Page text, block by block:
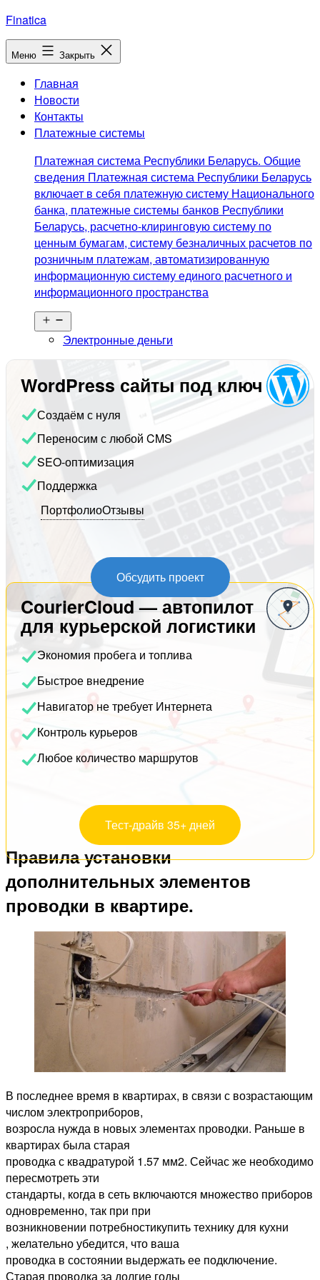
Перейти
к
содержимому
Finatica
Меню Закрыть
Главная
Новости
Контакты
Платежные системы
Платежная система Республики Беларусь. Общие
сведения Платежная система Республики Беларусь
включает в себя платежную систему Национального
банка, платежные системы банков Республики
Беларусь, расчетно-клиринговую систему по
ценным бумагам, систему безналичных расчетов по
розничным платежам, автоматизированную
информационную систему единого расчетного и
информационного пространства
меню
Электронные деньги
WordPress сайты под ключ
Создаём с нуля
Переносим с любой CMS
SEO-оптимизация
Поддержка
ПортфолиоОтзывы
Обсудить проект
CourierCloud — автопилот
для курьерской логистики
Экономия пробега и топлива
Быстрое внедрение
Навигатор не требует Интернета
Контроль курьеров
Любое количество маршрутов
Тест-драйв 35+ дней
Правила установки
дополнительных элементов
проводки в квартире.
В последнее время в квартирах, в связи с возрастающим
числом электроприборов,
возросла нужда в новых элементах проводки. Раньше в
квартирах была старая
проводка с квадратурой 1.57 мм2. Сейчас же необходимо
пересмотреть эти
стандарты, когда в сеть включаются множество приборов
одновременно, так при при
возникновении потребностикупить технику для кухни
, желательно убедится, что ваша
проводка в состоянии выдержать ее подключение.
Старая проводка за долгие годы